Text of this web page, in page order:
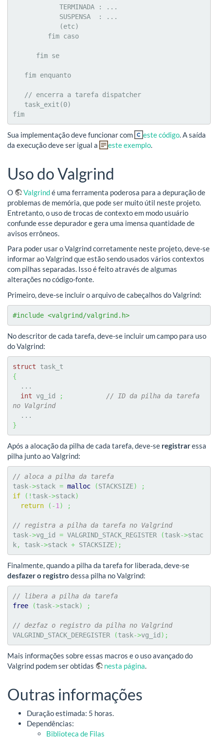
fim
Sua implementação deve funcionar com este código . A saída
da execução deve ser igual a
este exemplo
Uso do Valgrind
O Valgrindé uma ferramenta poderosa para a depuração de
problemas de memória, que pode ser muito útil neste projeto.
Entretanto, o uso de trocas de contexto em modo usuário
confunde esse depurador e gera uma imensa quantidade de
avisos errôneos.
Para poder usar o Valgrind corretamente neste projeto, deve-se
informar ao Valgrind que estão sendo usados vários contextos
com pilhas separadas. Isso é feito através de algumas
alterações no código-fonte.
Primeiro, deve-se incluir o arquivo de cabeçalhos do Valgrind:
#include <valgrind/valgrind.h>
No descritor de cada tarefa, deve-se incluir um campo para uso
do Valgrind:
struct
{
int vg_id ;
// ID da pilha da tarefa
no Valgrind
}
Após a alocação da pilha de cada tarefa, deve-se registraressa
pilha junto ao Valgrind:
// aloca a pilha da tarefa
task->stack = malloc (STACKSIZE)
;
if
( ! task->stack)
return
( -1 ) ;
// registra a pilha da tarefa no Valgrind
task->vg_id = VALGRIND_STACK_REGISTER (task->stac
k, task->stack + STACKSIZE) ;
Finalmente, quando a pilha da tarefa for liberada, deve-se
desfazer o registro dessa pilha no Valgrind:
// libera a pilha da tarefa
free
(task->stack) ;
// dezfaz o registro da pilha no Valgrind
VALGRIND_STACK_DEREGISTER
(task->vg_id ) ;
Mais informações sobre essas macros e o uso avançado do
Valgrind podem ser obtidas
nesta página
Outras informações
Duração estimada: 5 horas.
Dependências:
Biblioteca de Filas